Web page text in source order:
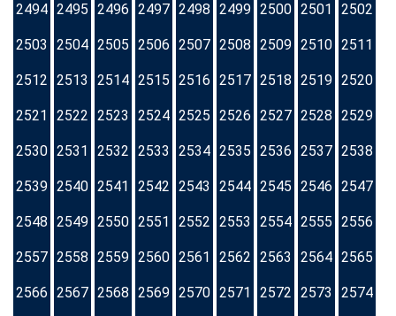
2494 2495 2496 2497 2498 2499 2500 2501 2502
2503 2504 2505 2506 2507 2508 2509 2510 2511
2512 2513 2514 2515 2516 2517 2518 2519 2520
2521 2522 2523 2524 2525 2526 2527 2528 2529
2530 2531 2532 2533 2534 2535 2536 2537 2538
2539 2540 2541 2542 2543 2544 2545 2546 2547
2548 2549 2550 2551 2552 2553 2554 2555 2556
2557 2558 2559 2560 2561 2562 2563 2564 2565
2566 2567 2568 2569 2570 2571 2572 2573 2574